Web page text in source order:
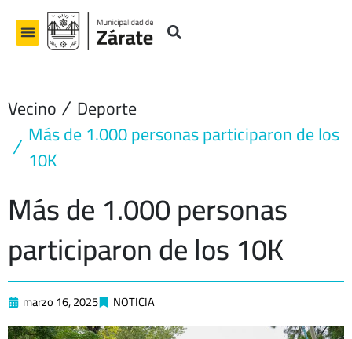
contenido
Vecino Deporte
Más de 1.000 personas participaron de los
10K
Más de 1.000 personas
participaron de los 10K
marzo 16, 2025 NOTICIA